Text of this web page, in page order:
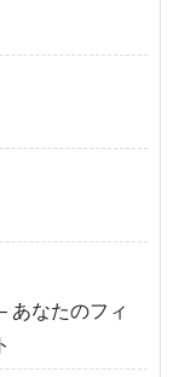
あなたのフィ